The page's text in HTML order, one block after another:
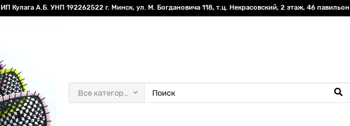
ИП Кулага А.Б. УНП 192262522 г. Минск, ул. М. Богдановича 118, т.ц. Некрасовский, 2 этаж, 46 павильон
Все категории